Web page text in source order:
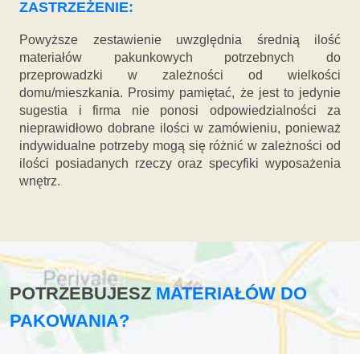
ZASTRZEŻENIE:
Powyższe zestawienie uwzględnia średnią ilość
materiałów pakunkowych potrzebnych do
przeprowadzki w zależności od wielkości
domu/mieszkania. Prosimy pamiętać, że jest to jedynie
sugestia i firma nie ponosi odpowiedzialności za
nieprawidłowo dobrane ilości w zamówieniu, ponieważ
indywidualne potrzeby mogą się różnić w zależności od
ilości posiadanych rzeczy oraz specyfiki wyposażenia
wnętrz.
POTRZEBUJESZMATERIAŁÓW DO
PAKOWANIA?